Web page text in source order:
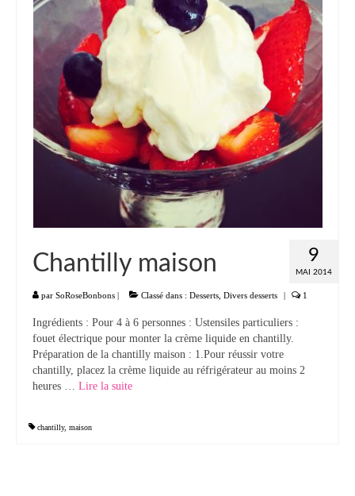
9
MAI 2014
Chantilly maison
par SoRoseBonbons | Classé dans : Desserts Divers desserts | 1
Ingrédients : Pour 4 à 6 personnes : Ustensiles particuliers :
fouet électrique pour monter la crème liquide en chantilly.
Préparation de la chantilly maison : 1.Pour réussir votre
chantilly, placez la crème liquide au réfrigérateur au moins 2
heures … Lire la suite­­
chantilly, maison